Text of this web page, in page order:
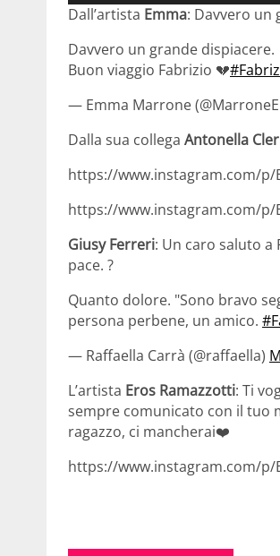
Dall’artista Emma: Davvero un
Davvero un grande dispiacere.
Buon viaggio Fabrizio 💔
— Emma Marrone
Dalla sua collega Antonella
https://www.instagram.com/p/
https://www.instagram.com/p/
Giusy Ferreri: Un caro saluto a
pace. ?
Quanto dolore. "Sono bravo
persona perbene, un amico.
— Raffaella Carrà (@raffaella)
L’artista Eros Ramazzotti: Ti
sempre comunicato con il tuo
ragazzo, ci mancherai❤️
https://www.instagram.com/p/